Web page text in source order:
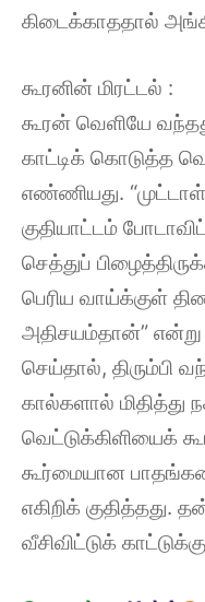
கிடைக்காததால்
கூரனின் மிரட்டல் :
கூரன் வெளியே
காட்டிக் கொடுத்த
எண்ணியது.
குதியாட்டம்
செத்துப்
பெரிய வாய்க்குள்
அதிசயம்தான்” என்று
செய்தால், திரும்பி
கால்களால் மிதித்து
வெட்டுக்கிளியைக்
கூர்மையான
எகிறிக்
வீசிவிட்டுக்